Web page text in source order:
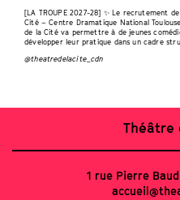
[LA TROUPE 2027-28] ✨ Le recrutement
Cité – Centre Dramatique National
de la Cité va permettre à de jeunes
développer leur pratique dans un cadre
@theatredelacite_cdn
Théâtre
1 rue Pierre